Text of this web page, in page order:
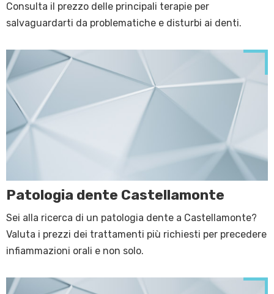
Consulta il prezzo delle principali terapie per
salvaguardarti da problematiche e disturbi ai denti.
Patologia dente Castellamonte
Sei alla ricerca di un patologia dente a Castellamonte?
Valuta i prezzi dei trattamenti più richiesti per precedere
infiammazioni orali e non solo.